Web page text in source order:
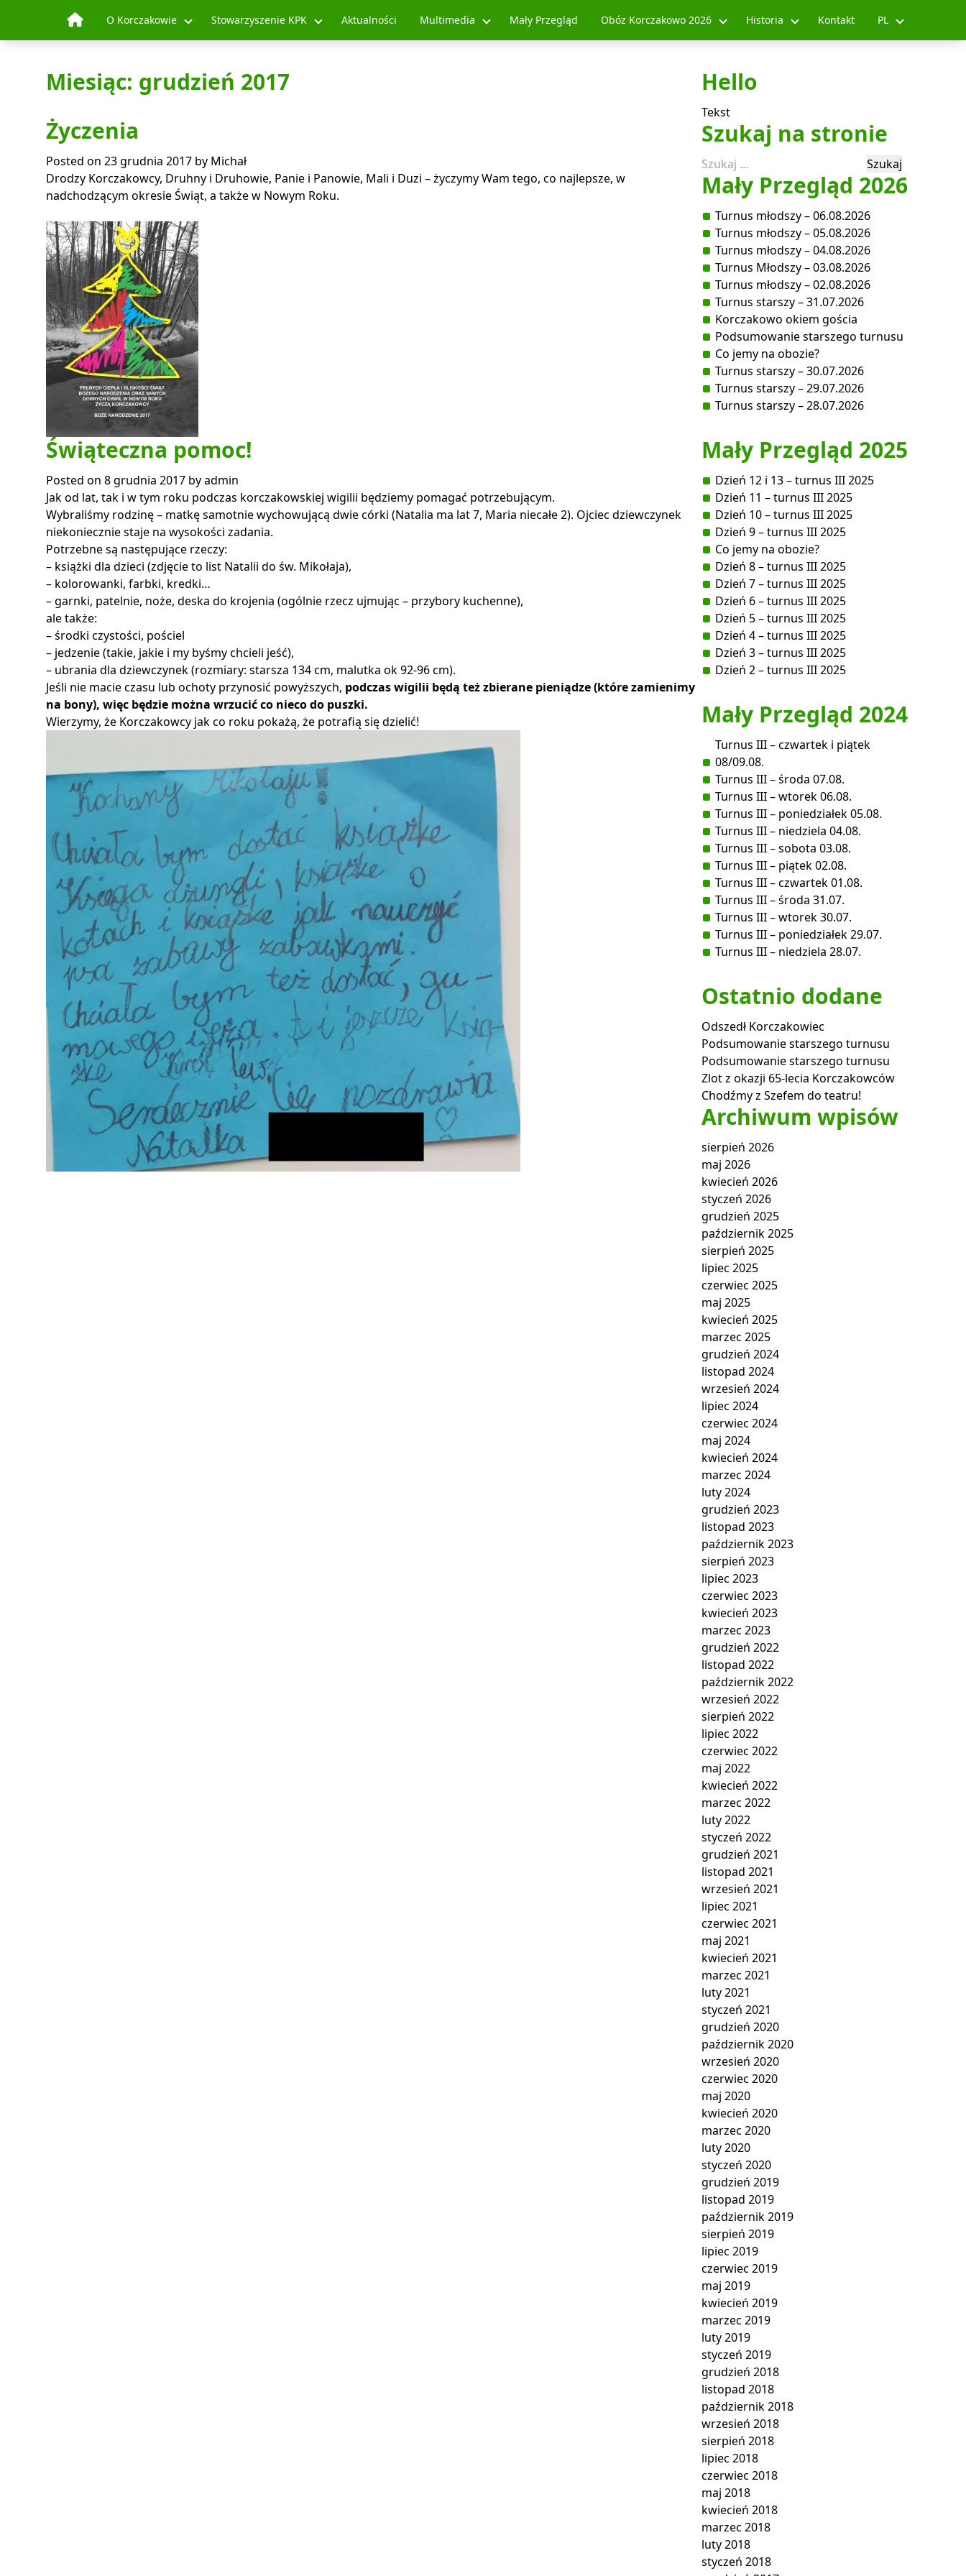
O Korczakowie Stowarzyszenie KPK Aktualności Multimedia Mały Przegląd Obóz Korczakowo 2026 Historia Kontakt PL
Miesiąc: grudzień 2017
Życzenia
Posted on 23 grudnia 2017 by Michał
Drodzy Korczakowcy, Druhny i Druhowie, Panie i Panowie, Mali i Duzi – życzymy Wam tego, co najlepsze, w
nadchodzącym okresie Świąt, a także w Nowym Roku.
Świąteczna pomoc!
Posted on 8 grudnia 2017 byadmin
Jak od lat, tak i w tym roku podczas korczakowskiej wigilii będziemy pomagać potrzebującym.
Wybraliśmy rodzinę – matkę samotnie wychowującą dwie córki (Natalia ma lat 7, Maria niecałe 2). Ojciec dziewczynek
niekoniecznie staje na wysokości zadania.
Potrzebne są następujące rzeczy:
– książki dla dzieci (zdjęcie to list Natalii do św. Mikołaja),
– kolorowanki, farbki, kredki…
– garnki, patelnie, noże, deska do krojenia (ogólnie rzecz ujmując – przybory kuchenne),
ale także:
– środki czystości, pościel
– jedzenie (takie, jakie i my byśmy chcieli jeść),
– ubrania dla dziewczynek (rozmiary: starsza 134 cm, malutka ok 92-96 cm).
Jeśli nie macie czasu lub ochoty przynosić powyższych, podczas wigilii będą też zbierane pieniądze (które zamienimy
na bony), więc będzie można wrzucić co nieco do puszki.
Wierzymy, że Korczakowcy jak co roku pokażą, że potrafią się dzielić!
Hello
Tekst
Szukaj na stronie
Szukaj:
Mały Przegląd 2026
Turnus młodszy – 06.08.2026
Turnus młodszy – 05.08.2026
Turnus młodszy – 04.08.2026
Turnus Młodszy – 03.08.2026
Turnus młodszy – 02.08.2026
Turnus starszy – 31.07.2026
Korczakowo okiem gościa
Podsumowanie starszego turnusu
Co jemy na obozie?
Turnus starszy – 30.07.2026
Turnus starszy – 29.07.2026
Turnus starszy – 28.07.2026
Mały Przegląd 2025
Dzień 12 i 13 – turnus III 2025
Dzień 11 – turnus III 2025
Dzień 10 – turnus III 2025
Dzień 9 – turnus III 2025
Co jemy na obozie?
Dzień 8 – turnus III 2025
Dzień 7 – turnus III 2025
Dzień 6 – turnus III 2025
Dzień 5 – turnus III 2025
Dzień 4 – turnus III 2025
Dzień 3 – turnus III 2025
Dzień 2 – turnus III 2025
Mały Przegląd 2024
Turnus III – czwartek i piątek
08/09.08.
Turnus III – środa 07.08.
Turnus III – wtorek 06.08.
Turnus III – poniedziałek 05.08.
Turnus III – niedziela 04.08.
Turnus III – sobota 03.08.
Turnus III – piątek 02.08.
Turnus III – czwartek 01.08.
Turnus III – środa 31.07.
Turnus III – wtorek 30.07.
Turnus III – poniedziałek 29.07.
Turnus III – niedziela 28.07.
Ostatnio dodane
Odszedł Korczakowiec
Podsumowanie starszego turnusu
Podsumowanie starszego turnusu
Zlot z okazji 65-lecia Korczakowców
Chodźmy z Szefem do teatru!
Archiwum wpisów
sierpień 2026
maj 2026
kwiecień 2026
styczeń 2026
grudzień 2025
październik 2025
sierpień 2025
lipiec 2025
czerwiec 2025
maj 2025
kwiecień 2025
marzec 2025
grudzień 2024
listopad 2024
wrzesień 2024
lipiec 2024
czerwiec 2024
maj 2024
kwiecień 2024
marzec 2024
luty 2024
grudzień 2023
listopad 2023
październik 2023
sierpień 2023
lipiec 2023
czerwiec 2023
kwiecień 2023
marzec 2023
grudzień 2022
listopad 2022
październik 2022
wrzesień 2022
sierpień 2022
lipiec 2022
czerwiec 2022
maj 2022
kwiecień 2022
marzec 2022
luty 2022
styczeń 2022
grudzień 2021
listopad 2021
wrzesień 2021
lipiec 2021
czerwiec 2021
maj 2021
kwiecień 2021
marzec 2021
luty 2021
styczeń 2021
grudzień 2020
październik 2020
wrzesień 2020
czerwiec 2020
maj 2020
kwiecień 2020
marzec 2020
luty 2020
styczeń 2020
grudzień 2019
listopad 2019
październik 2019
sierpień 2019
lipiec 2019
czerwiec 2019
maj 2019
kwiecień 2019
marzec 2019
luty 2019
styczeń 2019
grudzień 2018
listopad 2018
październik 2018
wrzesień 2018
sierpień 2018
lipiec 2018
czerwiec 2018
maj 2018
kwiecień 2018
marzec 2018
luty 2018
styczeń 2018